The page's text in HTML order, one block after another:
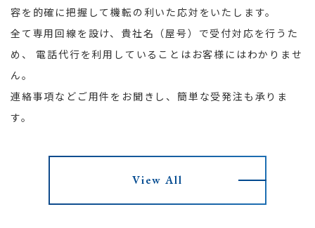
法令及びその他の規範について
当社は、個人情報の保護に関係する日本の法令及びその他
本人からのお問い合わせ
までお問い合わせください。
容を的確に把握して機転の利いた応対をいたします。
全て専用回線を設け、貴社名（屋号）で受付対応を行うた
め、
電話代行を利用していることはお客様にはわかりませ
ん。
連絡事項などご用件をお聞きし、簡単な受発注も承りま
す。
View All